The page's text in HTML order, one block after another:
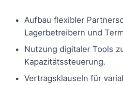
Aufbau flexibler
Lagerbetreibern und
Nutzung digitaler Tools
Kapazitätssteuerung.
Vertragsklauseln für